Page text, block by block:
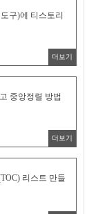
구)에 티스토리
더보기
중앙정렬 방법
더보기
리스트 만들